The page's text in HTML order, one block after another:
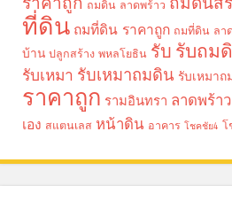
ถมดิน ลาดพร้าว
ที่ดิน ถมที่ดิน ราคาถูก ถมที่ดิน ลา
บ้าน ปลูกสร้าง พหลโยธิน รับ รับถม
รับเหมา รับเหมาถมดิน รับเหมา
ราคาถูก รามอินทรา ลาดพร้าว
เอง สแตนเลส หน้าดิน อาคาร โชคชัย4 โ